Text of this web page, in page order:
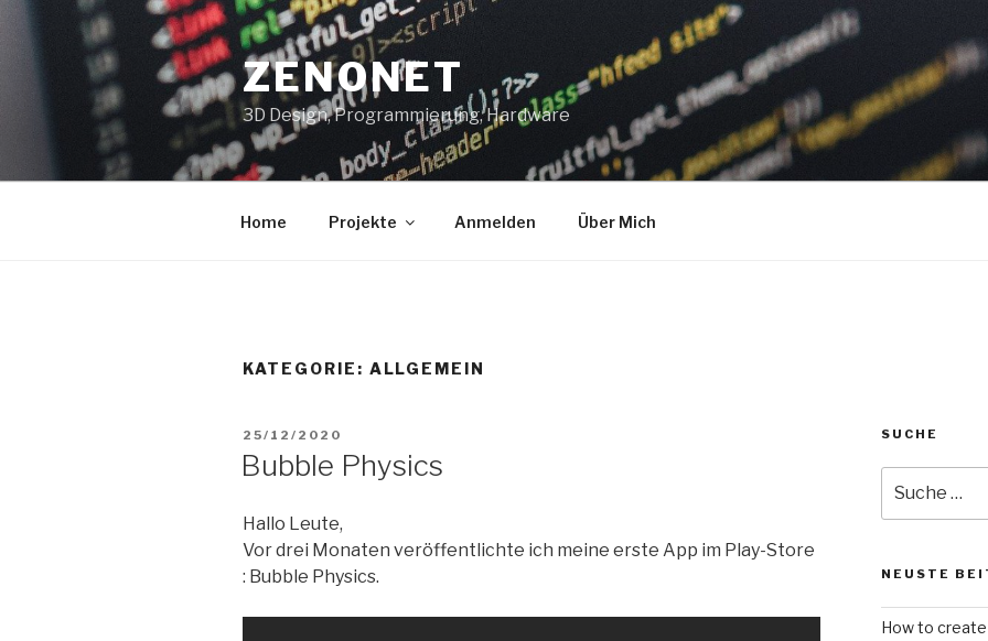
Inhalt
springen
ZENONET
3D Design, Programmierung, Hardware
Home Projekte Anmelden Über Mich
KATEGORIE: ALLGEMEIN
VERÖFFENTLICHT
25/12/2020
Bubble Physics
Hallo Leute,
Vor drei Monaten veröffentlichte ich meine erste App im Play-Store
: Bubble Physics.
SUCHE
nach:
NEUSTE
How to